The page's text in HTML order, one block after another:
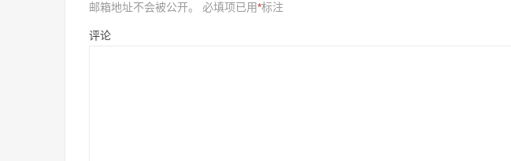
邮箱地址不会被公开。 必填项已用*标注
评论